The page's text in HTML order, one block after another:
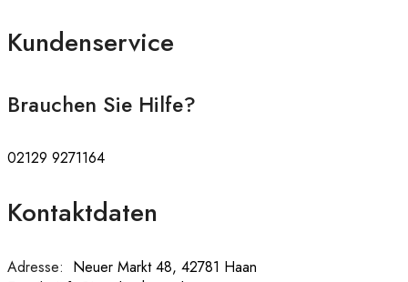
Kundenservice
Brauchen Sie Hilfe?
02129 9271164
Kontaktdaten
Adresse: Neuer Markt 48, 42781 Haan